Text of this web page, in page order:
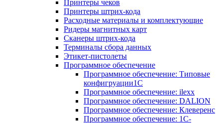
Принтеры чеков
Принтеры штрих-кода
Расходные материалы и комплектующие
Ридеры магнитных карт
Сканеры штрих-кода
Терминалы сбора данных
Этикет-пистолеты
Программное обеспечение
Программное обеспечение: Типовые
конфигруации1С
Программное обеспечение: ilexx
Программное обеспечение: DALION
Программное обеспечение: Клеверенс
Программное обеспечение: 1С-